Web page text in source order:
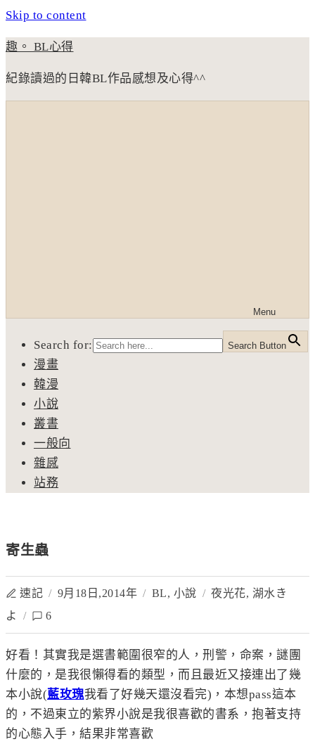
Skip to content
趣。 BL心得
紀錄讀過的日韓BL作品感想及心得^^
Menu
Search for: Search Button
漫畫
韓漫
小說
叢書
一般向
雜感
站務
寄生蟲
速記 / 9月18日,2014年 / BL, 小說 / 夜光花, 湖水き
よ
/ 6
好看！其實我是選書範圍很窄的人，刑警，命案，謎團
什麼的，是我很懶得看的類型， 而且最近又接連出了幾
本小說(藍玫瑰我看了好幾天還沒看完)，本想pass這本
的，不過東立的紫界小說是我很喜歡的書系，抱著支持
的心態入手，結果非常喜歡